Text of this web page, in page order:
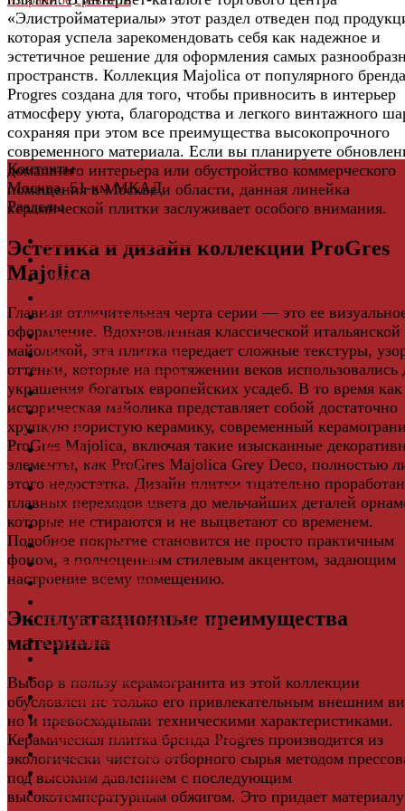
«Элистройматериалы» этот раздел отведен под
которая успела зарекомендовать себя как надежное и
эстетичное решение для оформления самых
пространств. Коллекция Majolica от популярного бренда
Progres создана для того, чтобы привносить в интерьер
атмосферу уюта, благородства и легкого винтажного
сохраняя при этом все преимущества высокопрочного
современного материала. Если вы планируете
домашнего интерьера или обустройство коммерческого
помещения в Москве и области, данная линейка
керамической плитки заслуживает особого внимания.
Эстетика и дизайн коллекции ProGres
Majolica
Главная отличительная черта серии — это ее
оформление. Вдохновленная классической итальянской
майоликой, эта плитка передает сложные текстуры,
оттенки, которые на протяжении веков использовались
украшения богатых европейских усадеб. В то время как
историческая майолика представляет собой достаточно
хрупкую пористую керамику, современный
ProGres Majolica, включая такие изысканные
элементы, как ProGres Majolica Grey Deco, полностью
этого недостатка. Дизайн плитки тщательно
плавных переходов цвета до мельчайших деталей
которые не стираются и не выцветают со временем.
Подобное покрытие становится не просто практичным
фоном, а полноценным стилевым акцентом, задающим
настроение всему помещению.
Эксплуатационные преимущества
материала
Выбор в пользу керамогранита из этой коллекции
обусловлен не только его привлекательным внешним
но и превосходными техническими характеристиками.
Керамическая плитка бренда Progres производится из
экологически чистого отборного сырья методом
под высоким давлением с последующим
высокотемпературным обжигом. Это придает материалу
Контакты
Москва, 51-км МКАД
Разделы
Керамическая плитка
Свет
Мебель и Интерьер
Фасадные панели
Террасная доска ДПК
Виниловый сайдинг
Водосточная система
Ламинат
Грядки ДПК
Двери
Ковры
Комплектующие
Клей для паркета и массивной доски
Дверная фурнитура
Кровля
Регулируемые опоры
Ступени из ДПК
Фасадная плитка
Фиброцементный Сайдинг
Подложка для ламината
Плинтус
Подложка из пробки
Пробковый пол
Паркетная доска
Инженерная паркетная доска
Виниловый ламинат
Винты для ручек
Массивная доска